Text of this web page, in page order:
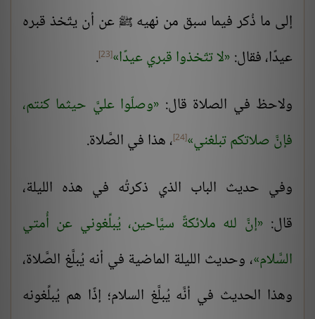
إلى ما ذُكر فيما سبق من نهيه ﷺ عن أن يتّخذ قبره
عيدًا، فقال: لا تتّخذوا قبري عيدًا [23]
.
ولاحظ في الصلاة قال: وصلّوا عليَّ حيثما كنتم،
فإنَّ صلاتكم تبلغني [24]
، هذا في الصَّلاة.
وفي حديث الباب الذي ذكرتُه في هذه الليلة،
قال: إنَّ لله ملائكةً سيَّاحين، يُبلِّغوني عن أُمتي
السَّلام ، وحديث الليلة الماضية في أنه يُبلَّغ الصَّلاة،
وهذا الحديث في أنَّه يُبلَّغ السلام؛ إذًا هم يُبلِّغونه